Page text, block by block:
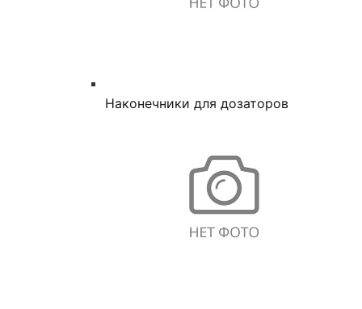
Наконечники для дозаторов